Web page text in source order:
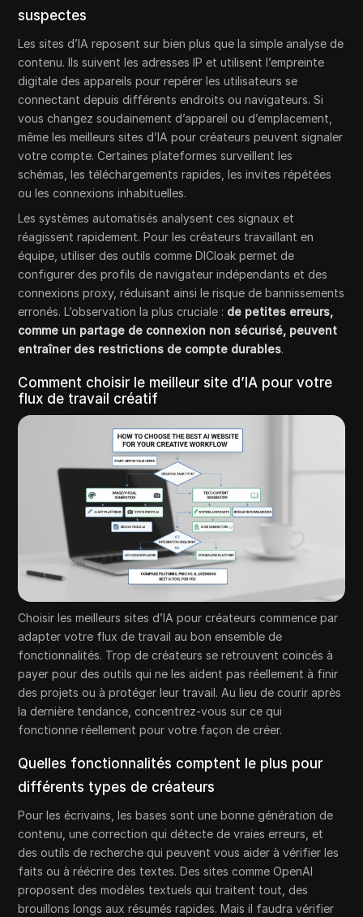
suspectes
Les sites d’IA reposent sur bien plus que la simple analyse de
contenu. Ils suivent les adresses IP et utilisent l’empreinte
digitale des appareils pour repérer les utilisateurs se
connectant depuis différents endroits ou navigateurs. Si
vous changez soudainement d’appareil ou d’emplacement,
même les meilleurs sites d’IA pour créateurs peuvent signaler
votre compte. Certaines plateformes surveillent les
schémas, les téléchargements rapides, les invites répétées
ou les connexions inhabituelles.
Les systèmes automatisés analysent ces signaux et
réagissent rapidement. Pour les créateurs travaillant en
équipe, utiliser des outils comme DICloak permet de
configurer des profils de navigateur indépendants et des
connexions proxy, réduisant ainsi le risque de bannissements
erronés. L’observation la plus cruciale : de petites erreurs,
comme un partage de connexion non sécurisé, peuvent
entraîner des restrictions de compte durables.
Comment choisir le meilleur site d’IA pour votre
flux de travail créatif
Choisir les meilleurs sites d’IA pour créateurs commence par
adapter votre flux de travail au bon ensemble de
fonctionnalités. Trop de créateurs se retrouvent coincés à
payer pour des outils qui ne les aident pas réellement à finir
des projets ou à protéger leur travail. Au lieu de courir après
la dernière tendance, concentrez-vous sur ce qui
fonctionne réellement pour votre façon de créer.
Quelles fonctionnalités comptent le plus pour
différents types de créateurs
Pour les écrivains, les bases sont une bonne génération de
contenu, une correction qui détecte de vraies erreurs, et
des outils de recherche qui peuvent vous aider à vérifier les
faits ou à réécrire des textes. Des sites comme OpenAI
proposent des modèles textuels qui traitent tout, des
brouillons longs aux résumés rapides. Mais il faudra vérifier